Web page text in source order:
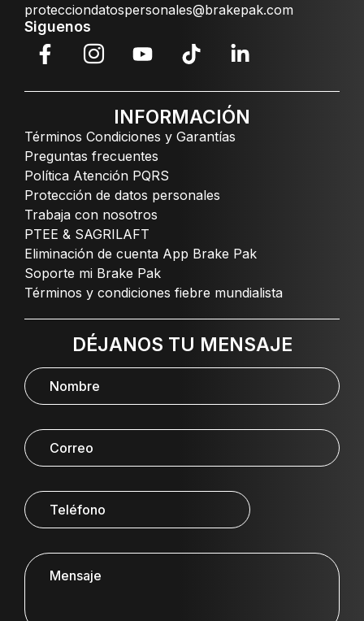
protecciondatospersonales@brakepak.com
Siguenos
INFORMACIÓN
Términos Condiciones y Garantías
Preguntas frecuentes
Política Atención PQRS
Protección de datos personales
Trabaja con nosotros
PTEE & SAGRILAFT
Eliminación de cuenta App Brake Pak
Soporte mi Brake Pak
Términos y condiciones fiebre mundialista
DÉJANOS TU MENSAJE